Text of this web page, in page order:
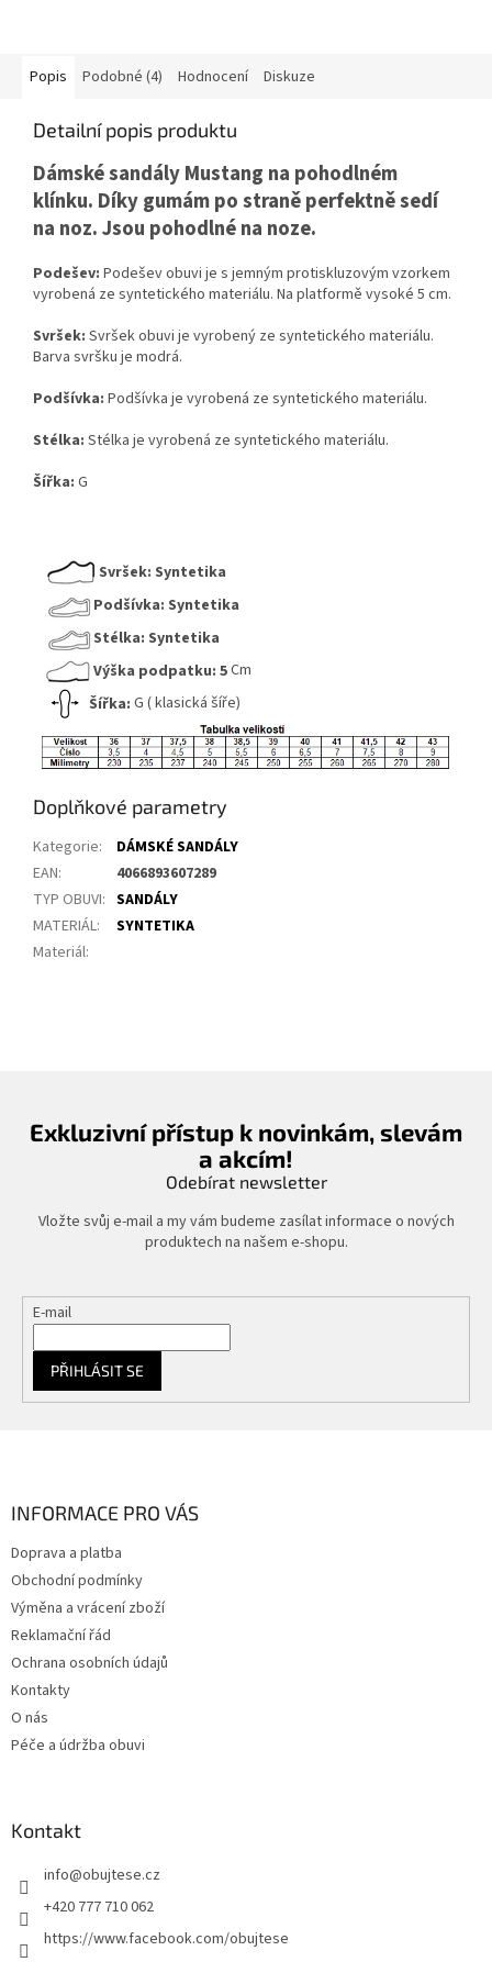
Popis Podobné (4) Hodnocení Diskuze
Detailní popis produktu
Dámské sandály Mustang na pohodlném
klínku. Díky gumám po straně perfektně sedí
na noz. Jsou pohodlné na noze.
Podešev: Podešev obuvi je s jemným protiskluzovým vzorkem
vyrobená ze syntetického materiálu. Na platformě vysoké 5 cm.
Svršek: Svršek obuvi je vyrobený ze syntetického materiálu.
Barva svršku je modrá.
Podšívka: Podšívka je vyrobená ze syntetického materiálu.
Stélka: Stélka je vyrobená ze syntetického materiálu.
Šířka: G
Svršek: Syntetika
Podšívka: Syntetika
Stélka: Syntetika
Výška podpatku: 5Cm
Šířka: G ( klasická šíře)
Doplňkové parametry
Kategorie:
DÁMSKÉ SANDÁLY
EAN:
4066893607289
TYP OBUVI: SANDÁLY
MATERIÁL:
SYNTETIKA
Materiál:
Exkluzivní přístup k novinkám, slevám
a akcím!
Odebírat newsletter
Vložte svůj e-mail a my vám budeme zasílat informace o nových
produktech na našem e-shopu.
E-mail
PŘIHLÁSIT SE
INFORMACE PRO VÁS
Doprava a platba
Obchodní podmínky
Výměna a vrácení zboží
Reklamační řád
Ochrana osobních údajů
Kontakty
O nás
Péče a údržba obuvi
Kontakt
info@obujtese.cz
+420 777 710 062
https://www.facebook.com/obujtese